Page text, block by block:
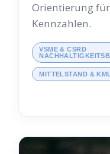
Orientierung für
Kennzahlen.
VSME & CSRD
MITTELSTAND &